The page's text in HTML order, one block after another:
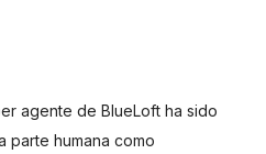
agente de BlueLoft ha sido
parte humana como